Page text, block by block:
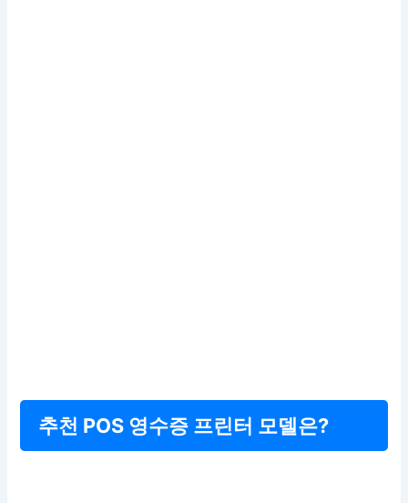
추천 POS 영수증 프린터 모델은?